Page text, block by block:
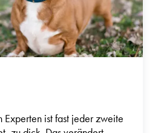
ist fast jeder zweite